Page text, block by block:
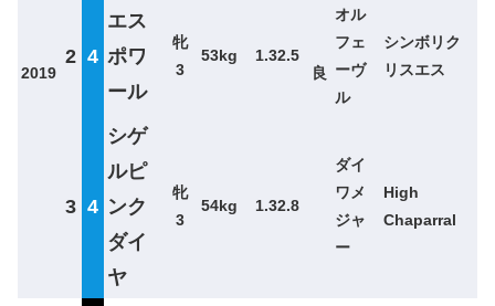
2019 良
2 4
エス
ポワ
ール
牝
3
53kg 1.32.5
オル
フェ
ーヴ
ル
シンボリク
リスエス
3 4
シゲ
ルピ
ンク
ダイ
ヤ
牝
3
54kg 1.32.8
ダイ
ワメ
ジャ
ー
High
Chaparral